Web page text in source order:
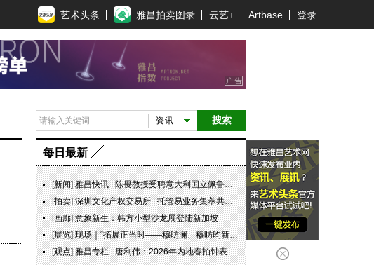
艺术头条 雅昌拍卖图录 云艺+ Artbase 登录
搜索
资讯
每日最新
[新闻]雅昌快讯 | 陈畏教授受聘意大利国立佩鲁贾美术学院客座教授
[拍卖]深圳文化产权交易所 | 托管易业务集萃共赏 吉光瓷影
[画廊]意象新生：韩方小型沙龙展登陆新加坡
[展览]现场｜“拓展正当时——穆昉澜、穆昉昀新帛画艺术展”在京展出
[观点]雅昌专栏 | 唐利伟：2026年内地春拍钟表市场观察 赛道重构、圈层分化与收藏逻辑迭代